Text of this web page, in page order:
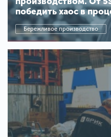
победить хаос в
Бережливое производство